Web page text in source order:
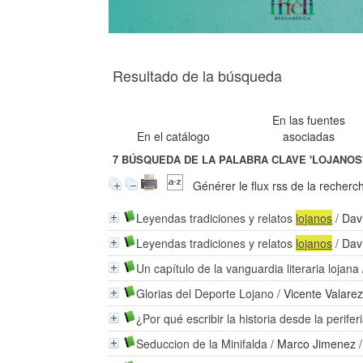
Resultado de la búsqueda
En el catálogo
En las fuentes
asociadas
7 BÚSQUEDA DE LA PALABRA CLAVE
Générer le flux rss de la
Leyendas tradiciones y relatos lojanos /
Leyendas tradiciones y relatos lojanos /
Un capítulo de la vanguardia literaria lojana
Glorias del Deporte Lojano /Vicente
¿Por qué escribir la historia desde la
Seduccion de la Minifalda / Marco Jimenez